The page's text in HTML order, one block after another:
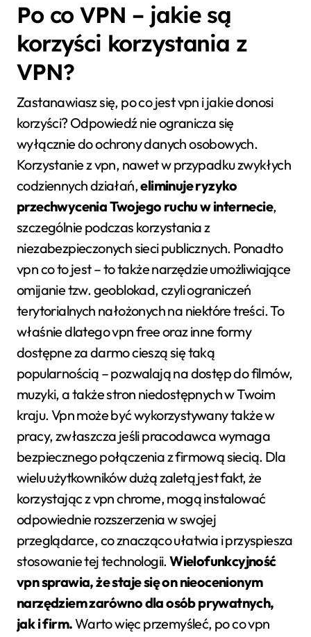
Po co VPN – jakie są
korzyści korzystania z
VPN?
Zastanawiasz się, po co jest vpn i jakie donosi
korzyści? Odpowiedź nie ogranicza się
wyłącznie do ochrony danych osobowych.
Korzystanie z vpn, nawet w przypadku zwykłych
codziennych działań,eliminuje ryzyko
przechwycenia Twojego ruchu w internecie,
szczególnie podczas korzystania z
niezabezpieczonych sieci publicznych. Ponadto
vpn co to jest – to także narzędzie umożliwiające
omijanie tzw. geoblokad, czyli ograniczeń
terytorialnych nałożonych na niektóre treści. To
właśnie dlatego vpn free oraz inne formy
dostępne za darmo cieszą się taką
popularnością – pozwalają na dostęp do filmów,
muzyki, a także stron niedostępnych w Twoim
kraju. Vpn może być wykorzystywany także w
pracy, zwłaszcza jeśli pracodawca wymaga
bezpiecznego połączenia z firmową siecią. Dla
wielu użytkowników dużą zaletą jest fakt, że
korzystając z vpn chrome, mogą instalować
odpowiednie rozszerzenia w swojej
przeglądarce, co znacząco ułatwia i przyspiesza
stosowanie tej technologii.Wielofunkcyjność
vpn sprawia, że staje się on nieocenionym
narzędziem zarówno dla osób prywatnych,
jak i firm.Warto więc przemyśleć, po co vpn